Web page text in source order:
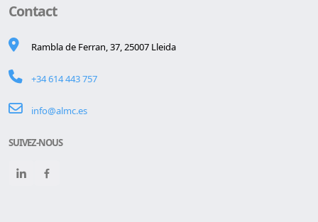
Contact
Rambla de Ferran, 37, 25007 Lleida
+34 614 443 757
info@almc.es
SUIVEZ-NOUS